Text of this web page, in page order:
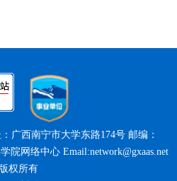
广西南宁市大学东路174号 邮编：
院网络中心 Email:network@gxaas.net
版权所有